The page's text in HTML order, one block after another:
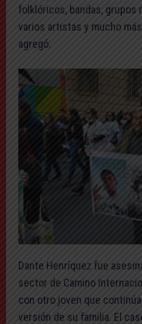
folklóricos, bandas, grupos
varios artistas y mucho
agregó.
Dante Henríquez fue
sector de Camino
con otro joven que
versión de su familia. El